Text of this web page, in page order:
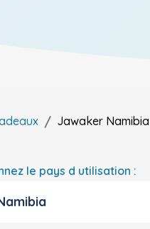
Jawaker Namibia
le pays d utilisation :